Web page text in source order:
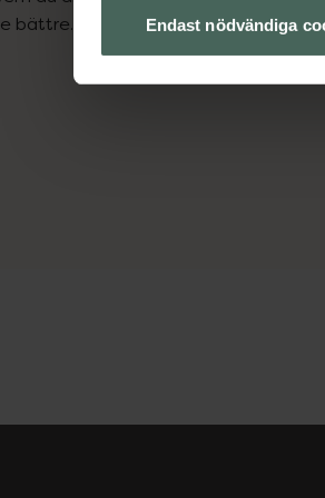
Endast nödvändiga
bättre. Välkommen att prata med